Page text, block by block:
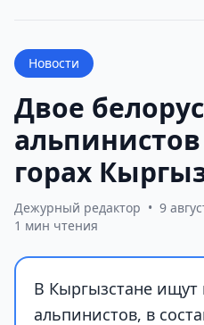
Новости
Двое
горах
Дежурный редактор • 9
1 мин чтения
В Кыргызстане ищут
альпинистов, в